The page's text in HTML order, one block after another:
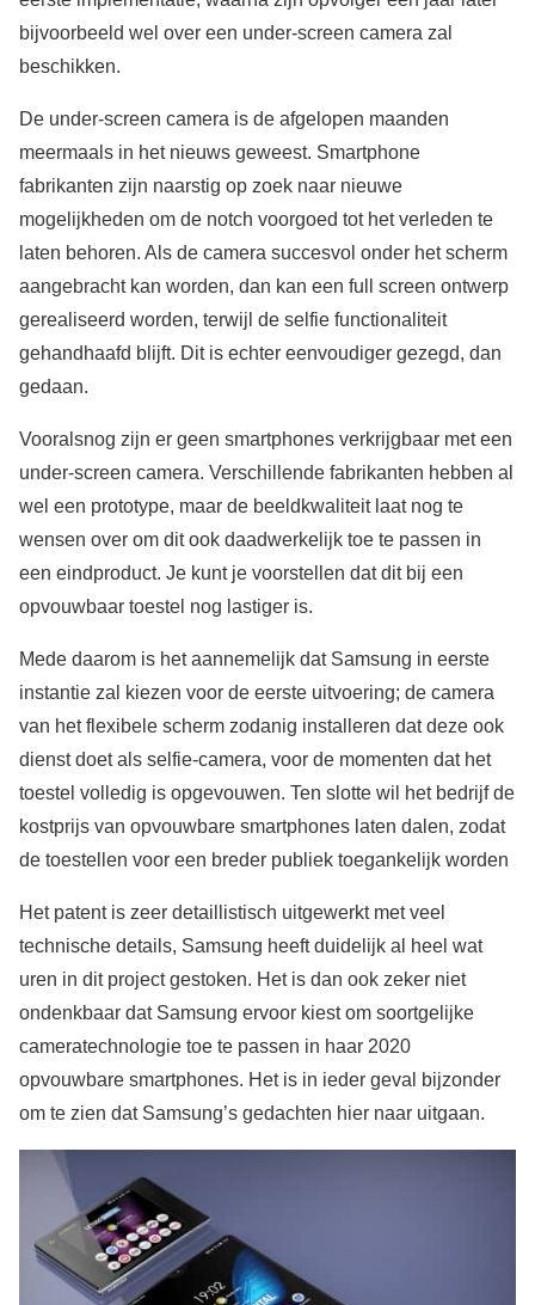
bijvoorbeeld wel over een under-screen camera zal
beschikken.
De under-screen camera is de afgelopen maanden
meermaals in het nieuws geweest. Smartphone
fabrikanten zijn naarstig op zoek naar nieuwe
mogelijkheden om de notch voorgoed tot het verleden te
laten behoren. Als de camera succesvol onder het scherm
aangebracht kan worden, dan kan een full screen ontwerp
gerealiseerd worden, terwijl de selfie functionaliteit
gehandhaafd blijft. Dit is echter eenvoudiger gezegd, dan
gedaan.
Vooralsnog zijn er geen smartphones verkrijgbaar met een
under-screen camera. Verschillende fabrikanten hebben al
wel een prototype, maar de beeldkwaliteit laat nog te
wensen over om dit ook daadwerkelijk toe te passen in
een eindproduct. Je kunt je voorstellen dat dit bij een
opvouwbaar toestel nog lastiger is.
Mede daarom is het aannemelijk dat Samsung in eerste
instantie zal kiezen voor de eerste uitvoering; de camera
van het flexibele scherm zodanig installeren dat deze ook
dienst doet als selfie-camera, voor de momenten dat het
toestel volledig is opgevouwen. Ten slotte wil het bedrijf de
kostprijs van opvouwbare smartphones laten dalen, zodat
de toestellen voor een breder publiek toegankelijk worden
Het patent is zeer detaillistisch uitgewerkt met veel
technische details, Samsung heeft duidelijk al heel wat
uren in dit project gestoken. Het is dan ook zeker niet
ondenkbaar dat Samsung ervoor kiest om soortgelijke
cameratechnologie toe te passen in haar 2020
opvouwbare smartphones. Het is in ieder geval bijzonder
om te zien dat Samsung’s gedachten hier naar uitgaan.